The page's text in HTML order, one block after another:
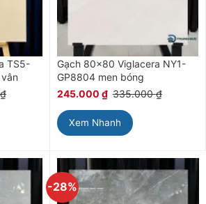
TS5-
₫
Gạch 80×80 Viglacera NY1-
GP8804 men bóng
245.000 ₫ 335.000₫
Xem Nhanh
-28%